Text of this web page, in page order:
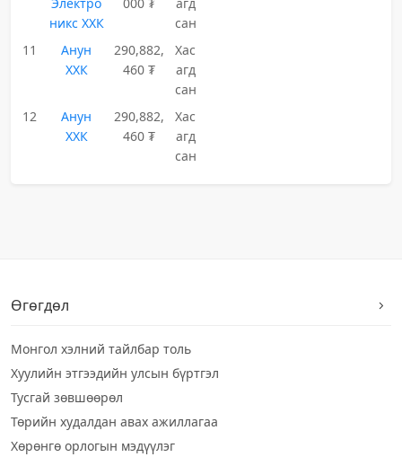
никс ХХК
сан
11
Анун
ХХК
290,882,
460 ₮
Хас
агд
сан
12
Анун
ХХК
290,882,
460 ₮
Хас
агд
сан
Өгөгдөл
Монгол хэлний тайлбар толь
Хуулийн этгээдийн улсын бүртгэл
Тусгай зөвшөөрөл
Төрийн худалдан авах ажиллагаа
Хөрөнгө орлогын мэдүүлэг